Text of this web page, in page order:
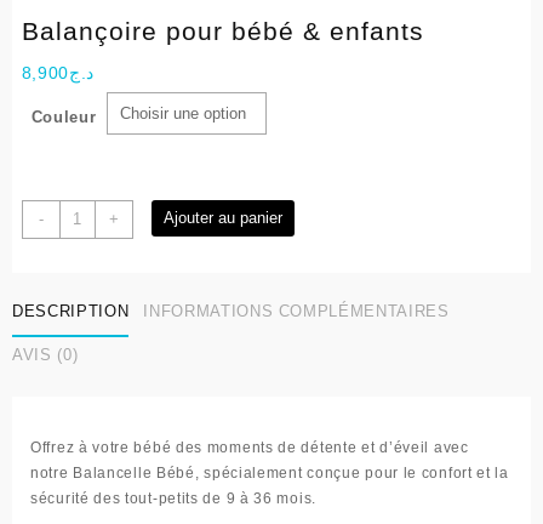
Balançoire pour bébé & enfants
د.ج8,900
Couleur
-
quantité
de
bébé
&
enfants
+ Ajouter au panier
DESCRIPTION INFORMATIONS COMPLÉMENTAIRES
AVIS (0)
Offrez à votre bébé des moments de détente et d’éveil avec
notre Balancelle Bébé
, spécialement conçue pour le confort et la
sécurité des tout-petits de 9 à 36 mois.